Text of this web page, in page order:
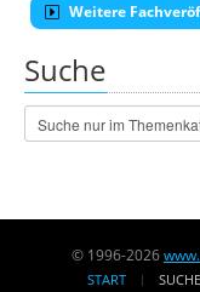
Weitere
Suche
© 1996-2026
START SUCHE